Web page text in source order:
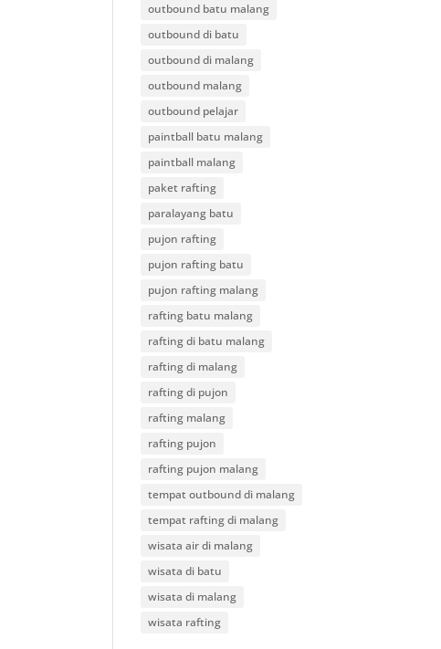
outbound batu malang
outbound di batu
outbound di malang
outbound malang
outbound pelajar
paintball batu malang
paintball malang
paket rafting
paralayang batu
pujon rafting
pujon rafting batu
pujon rafting malang
rafting batu malang
rafting di batu malang
rafting di malang
rafting di pujon
rafting malang
rafting pujon
rafting pujon malang
tempat outbound di malang
tempat rafting di malang
wisata air di malang
wisata di batu
wisata di malang
wisata rafting